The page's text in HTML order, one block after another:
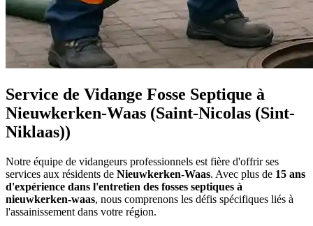
Service de Vidange Fosse Septique à
Nieuwkerken-Waas (Saint-Nicolas (Sint-
Niklaas))
Notre équipe de vidangeurs professionnels est fière d'offrir ses
services aux résidents de Nieuwkerken-Waas. Avec plus de 15 ans
d'expérience dans l'entretien des fosses septiques à
nieuwkerken-waas, nous comprenons les défis spécifiques liés à
l'assainissement dans votre région.